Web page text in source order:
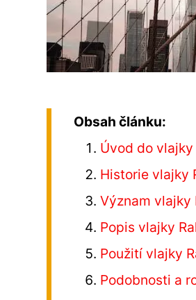
Obsah článku:
Úvod do vlajky
Historie vlajky
Význam vlajky
Popis vlajky
Použití vlajky
Podobnosti a